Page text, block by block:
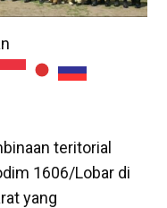
teritorial
1606/Lobar di
yang